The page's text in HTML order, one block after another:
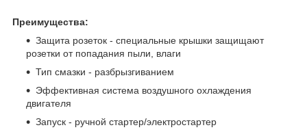
Преимущества:
Защита розеток - специальные крышки защищают
розетки от попадания пыли, влаги
Тип смазки - разбрызгиванием
Эффективная система воздушного охлаждения
двигателя
Запуск - ручной стартер/электростартер